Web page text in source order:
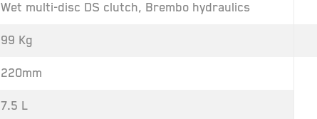
Wet multi-disc DS clutch, Brembo hydraulics
99 Kg
220mm
7.5 L